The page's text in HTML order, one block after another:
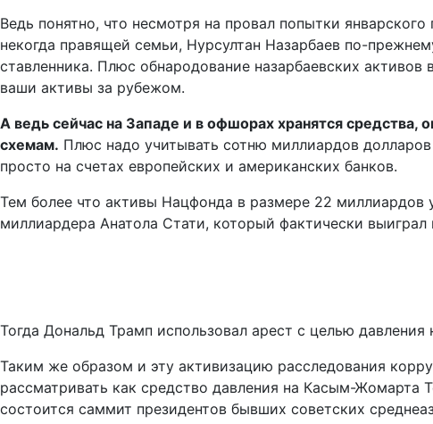
Ведь понятно, что несмотря на провал попытки
некогда правящей семьи, Нурсултан Назарбаев по-
ставленника. Плюс обнародование назарбаевских
ваши активы за рубежом.
А ведь сейчас на Западе и в офшорах хранятся
схемам. Плюс надо учитывать сотню миллиардов
просто на счетах европейских и американских банков.
Тем более что активы Нацфонда в размере 22
миллиардера Анатола Стати, который фактически
Тогда Дональд Трамп использовал арест с целью
Таким же образом и эту активизацию расследования
рассматривать как средство давления на Касым-
состоится саммит президентов бывших советских